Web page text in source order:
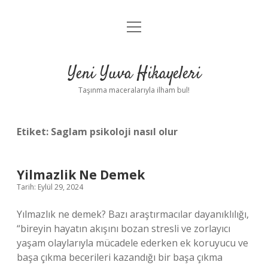
Anasayfa
Yasal Uyarı
menüyü
Yeni Yuva Hikayeleri
Taşınma maceralarıyla ilham bul!
Etiket: Saglam psikoloji nasıl olur
Yilmazlik Ne Demek
Tarih: Eylül 29, 2024
Yılmazlık ne demek? Bazı araştırmacılar dayanıklılığı,
“bireyin hayatın akışını bozan stresli ve zorlayıcı
yaşam olaylarıyla mücadele ederken ek koruyucu ve
başa çıkma becerileri kazandığı bir başa çıkma